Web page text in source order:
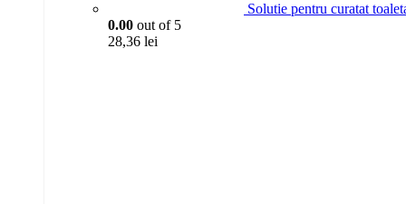
Solutie pentru curatat
0.00 out of 5
28,36 lei